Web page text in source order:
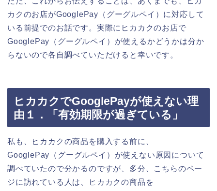
カクのお店がGooglePay（グーグルペイ）に対応して
いる前提でのお話です。実際にヒカカクのお店で
GooglePay（グーグルペイ）が使えるかどうかは分か
らないので各自調べていただけると幸いです。
ヒカカクでGooglePayが使えない理
由１．「有効期限が過ぎている」
私も、ヒカカクの商品を購入する前に、
GooglePay（グーグルペイ）が使えない原因について
調べていたので分かるのですが、多分、こちらのペー
ジに訪れている人は、ヒカカクの商品を